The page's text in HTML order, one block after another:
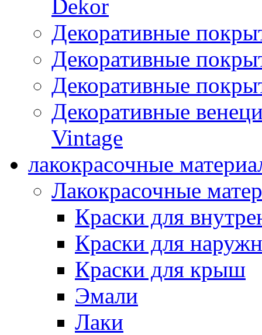
Dekor
Декоративные
Декоративные
Декоративные
Декоративные
Vintage
лакокрасочные
Лакокрасочные
Краски для
Краски для
Краски для крыш
Эмали
Лаки